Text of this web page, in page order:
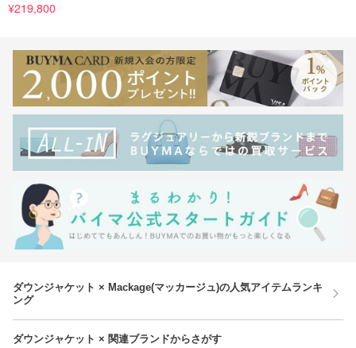
UGUST ★MACKAGE
¥219,800
ダウンジャケット × Mackage(マッカージュ)の人気アイテムランキ
ング
ダウンジャケット × 関連ブランドからさがす